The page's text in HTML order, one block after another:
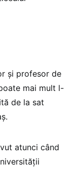
și profesor de
mai mult l-
de la sat
atunci când